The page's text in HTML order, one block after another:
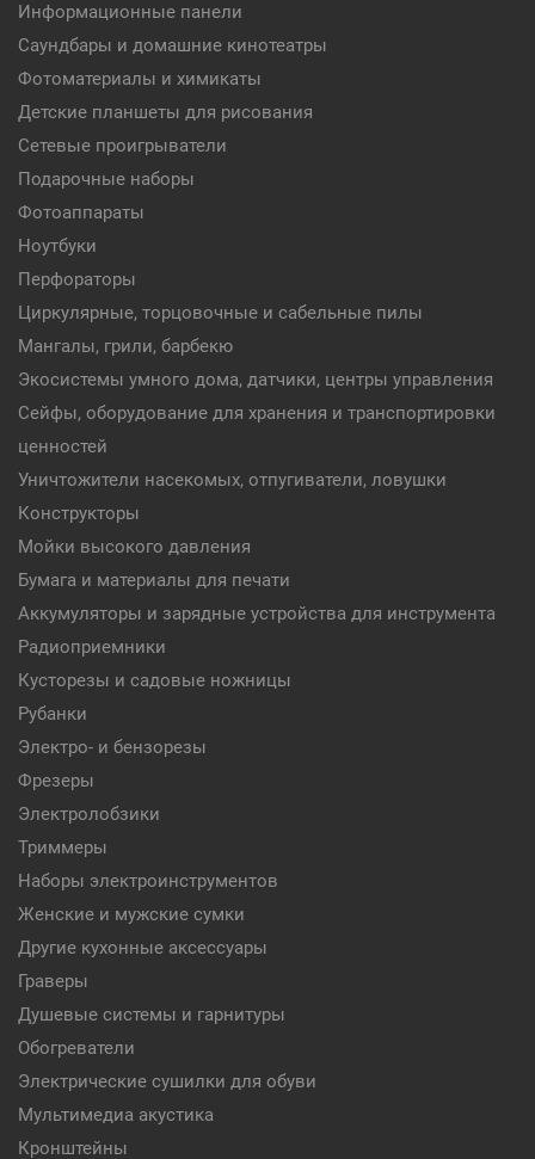
Информационные панели
Саундбары и домашние кинотеатры
Фотоматериалы и химикаты
Детские планшеты для рисования
Сетевые проигрыватели
Подарочные наборы
Фотоаппараты
Ноутбуки
Перфораторы
Циркулярные, торцовочные и сабельные пилы
Мангалы, грили, барбекю
Экосистемы умного дома, датчики, центры управления
Сейфы, оборудование для хранения и транспортировки
ценностей
Уничтожители насекомых, отпугиватели, ловушки
Конструкторы
Мойки высокого давления
Бумага и материалы для печати
Аккумуляторы и зарядные устройства для инструмента
Радиоприемники
Кусторезы и садовые ножницы
Рубанки
Электро- и бензорезы
Фрезеры
Электролобзики
Триммеры
Наборы электроинструментов
Женские и мужские сумки
Другие кухонные аксессуары
Граверы
Душевые системы и гарнитуры
Обогреватели
Электрические сушилки для обуви
Мультимедиа акустика
Кронштейны